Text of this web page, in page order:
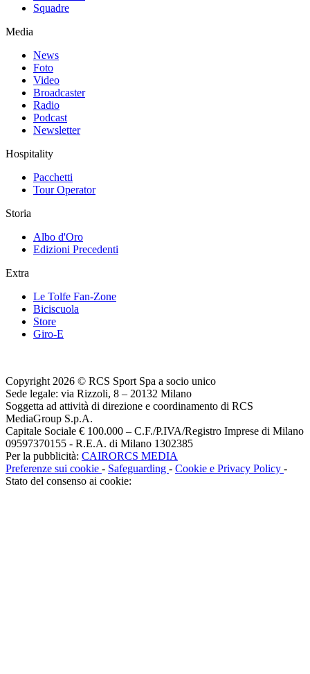
Squadre
Media
News
Foto
Video
Broadcaster
Radio
Podcast
Newsletter
Hospitality
Pacchetti
Tour Operator
Storia
Albo d'Oro
Edizioni Precedenti
Extra
Le Tolfe Fan-Zone
Biciscuola
Store
Giro-E
Copyright 2026 © RCS Sport Spa a socio unico
Sede legale: via Rizzoli, 8 – 20132 Milano
Soggetta ad attività di direzione e coordinamento di RCS
MediaGroup S.p.A.
Capitale Sociale € 100.000 – C.F./P.IVA/Registro Imprese di Milano
09597370155 - R.E.A. di Milano 1302385
Per la pubblicità: CAIRORCS MEDIA
Preferenze sui cookie - Safeguarding - Cookie e Privacy Policy -
Stato del consenso ai cookie: